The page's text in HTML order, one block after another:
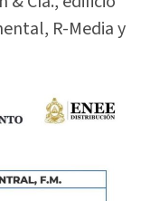
R-Media y